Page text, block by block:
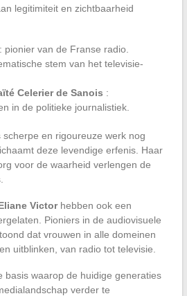
legitimiteit en zichtbaarheid
pionier van de Franse radio.
stem van het televisie-
Celerier de Sanois :
in de politieke journalistiek.
en rigoureuze werk nog
deze levendige erfenis. Haar
voor de waarheid verlengen de
Victorhebben ook een
Pioniers in de audiovisuele
dat vrouwen in alle domeinen
uitblinken, van radio tot televisie.
basis waarop de huidige generaties
verder te